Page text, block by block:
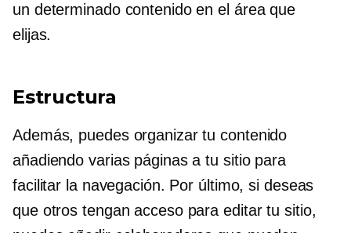
un determinado contenido en el área que
elijas.
Estructura
Además, puedes organizar tu contenido
añadiendo varias páginas a tu sitio para
facilitar la navegación. Por último, si deseas
que otros tengan acceso para editar tu sitio,